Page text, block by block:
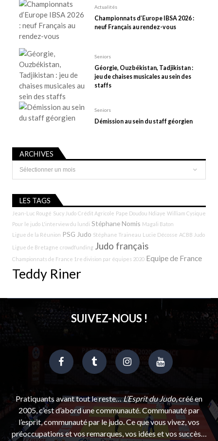
Actualités
Championnats d’Europe IBSA 2026 :
neuf Français au rendez-vous
Seniors
Géorgie, Ouzbékistan, Tadjikistan :
jeu de chaises musicales au sein des
staffs
Seniors
Démission au sein du staff géorgien
ARCHIVES
Archives
LES TAGS
Jean-Luc Rougé Sucy Judo Crédit Agricole Pape Doudou Ndiaye William Cysique
Pour le judo L'interview du lundi Stéphane Nomis Magali Baton
Ligue de la Réunion PSG Judo Stéphane Traineau Lucie Décosse ACBB Judo
Ligue de Bretagne crowdfunding Judo français
Championnats de France 1re division par équipes 2020 Equipe de France
Teddy Riner
SUIVEZ-NOUS !
Pratiquants avant tout le reste…L’Esprit du Judo, créé en
2005, c’est d’abord une communauté. Communauté par
l’esprit, communauté par le judo. Ce que vous vivez, vos
préoccupations et vos remarques, vos idées et vos succès…